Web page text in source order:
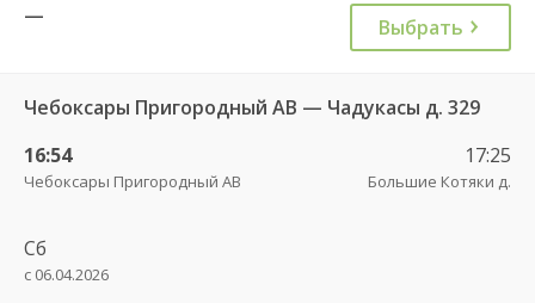
— Выбрать
Чебоксары Пригородный АВ — Чадукасы д. 329
16:54
Чебоксары Пригородный АВ
17:25
Большие Котяки д.
Сб
с 06.04.2026